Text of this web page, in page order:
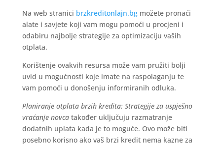
Na web stranici brzkreditonlajn.bgmožete pronaći
alate i savjete koji vam mogu pomoći u procjeni i
odabiru najbolje strategije za optimizaciju vaših
otplata.
Korištenje ovakvih resursa može vam pružiti bolji
uvid u mogućnosti koje imate na raspolaganju te
vam pomoći u donošenju informiranih odluka.
Planiranje otplata brzih kredita: Strategije za uspješno
vraćanje novcatakođer uključuju razmatranje
dodatnih uplata kada je to moguće. Ovo može biti
posebno korisno ako vaš brzi kredit nema kazne za